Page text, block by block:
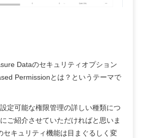
Dataのセキュリティオプション
Permissionとは？というテーマで
定可能な権限管理の詳しい種類につ
ご紹介させていただければと思いま
セキュリティ機能は目まぐるしく変